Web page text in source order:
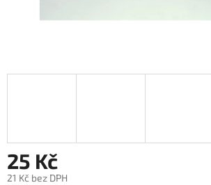
25 Kč
21 Kč bez DPH